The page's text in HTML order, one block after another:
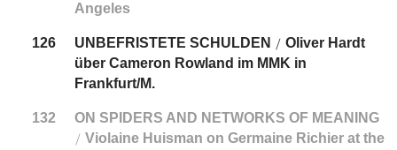
Angeles
126 UNBEFRISTETE SCHULDEN / Oliver Hardt
über Cameron Rowland im MMK in
Frankfurt/M.
132 ON SPIDERS AND NETWORKS OF MEANING
/ Violaine Huisman on Germaine Richier at the